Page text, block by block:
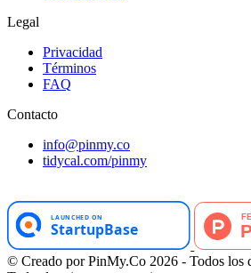
Legal
Privacidad
Términos
FAQ
Contacto
info@pinmy.co
tidycal.com/pinmy
© Creado por PinMy.Co 2026 - Todos los